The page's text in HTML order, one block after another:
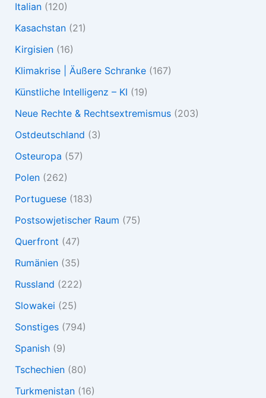
Italian(120)
Kasachstan(21)
Kirgisien(16)
Klimakrise | Äußere Schranke(167)
Künstliche Intelligenz – KI (19)
Neue Rechte & Rechtsextremismus(203)
Ostdeutschland (3)
Osteuropa (57)
Polen(262)
Portuguese(183)
Postsowjetischer Raum (75)
Querfront (47)
Rumänien(35)
Russland (222)
Slowakei (25)
Sonstiges(794)
Spanish(9)
Tschechien(80)
Turkmenistan(16)